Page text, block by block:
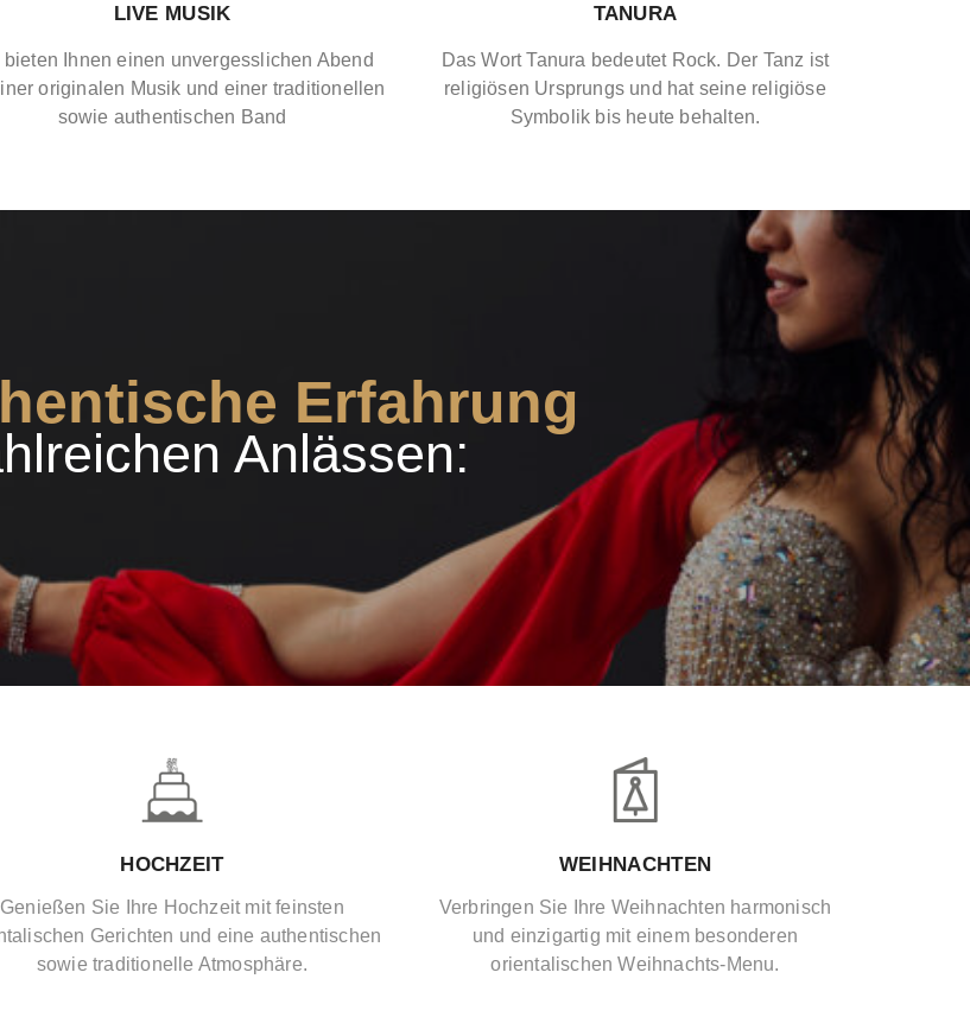
LIVE MUSIK
bieten Ihnen einen unvergesslichen Abend
originalen Musik und einer traditionellen
sowie authentischen Band
TANURA
Das Wort Tanura bedeutet Rock. Der Tanz ist
religiösen Ursprungs und hat seine religiöse
Symbolik bis heute behalten.
Erfahrung
Anlässen:
HOCHZEIT
Genießen Sie Ihre Hochzeit mit feinsten
Gerichten und eine authentischen
sowie traditionelle Atmosphäre.
WEIHNACHTEN
Verbringen Sie Ihre Weihnachten harmonisch
und einzigartig mit einem besonderen
orientalischen Weihnachts-Menu.